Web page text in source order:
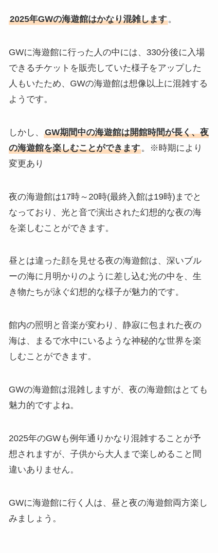
2025年GWの海遊館はかなり混雑します。
GWに海遊館に行った人の中には、330分後に入場
できるチケットを販売していた様子をアップした
人もいたため、GWの海遊館は想像以上に混雑する
ようです。
しかし、 GW期間中の海遊館は開館時間が長く、夜
の海遊館を楽しむことができます。※時期により
変更あり
夜の海遊館は17時～20時(最終入館は19時)までと
なっており、光と音で演出された幻想的な夜の海
を楽しむことができます。
昼とは違った顔を見せる夜の海遊館は、深いブル
ーの海に月明かりのように差し込む光の中を、生
き物たちが泳ぐ幻想的な様子が魅力的です。
館内の照明と音楽が変わり、静寂に包まれた夜の
海は、まるで水中にいるような神秘的な世界を楽
しむことができます。
GWの海遊館は混雑しますが、夜の海遊館はとても
魅力的ですよね。
2025年のGWも例年通りかなり混雑することが予
想されますが、子供から大人まで楽しめること間
違いありません。
GWに海遊館に行く人は、昼と夜の海遊館両方楽し
みましょう。